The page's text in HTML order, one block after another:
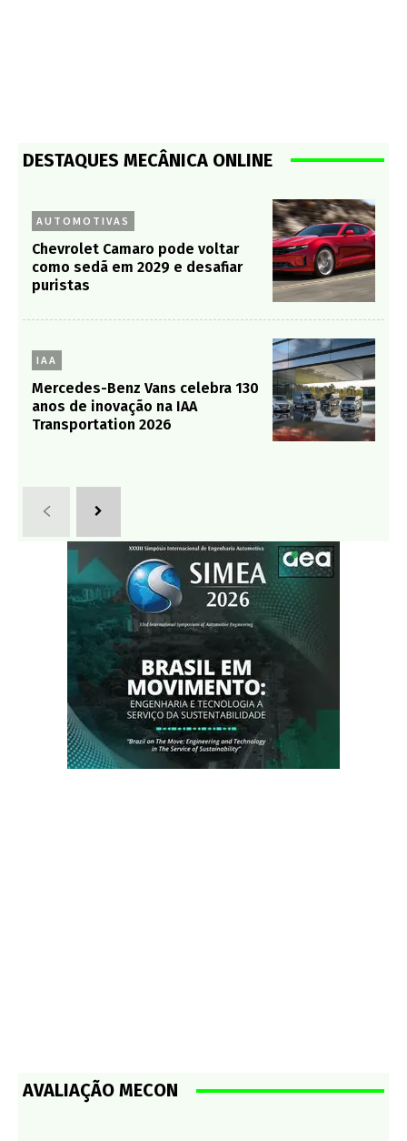
DESTAQUES MECÂNICA ONLINE
AUTOMOTIVAS
Chevrolet Camaro pode voltar
como sedã em 2029 e desafiar
puristas
IAA
Mercedes-Benz Vans celebra 130
anos de inovação na IAA
Transportation 2026
AVALIAÇÃO MECON